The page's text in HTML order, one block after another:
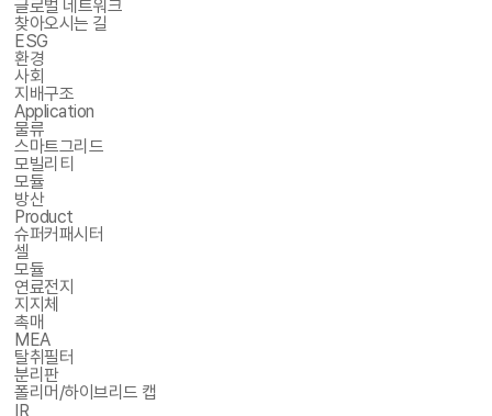
글로벌 네트워크
찾아오시는 길
ESG
환경
사회
지배구조
Application
물류
스마트그리드
모빌리티
모듈
방산
Product
슈퍼커패시터
셀
모듈
연료전지
지지체
촉매
MEA
탈취필터
분리판
폴리머/하이브리드 캡
IR